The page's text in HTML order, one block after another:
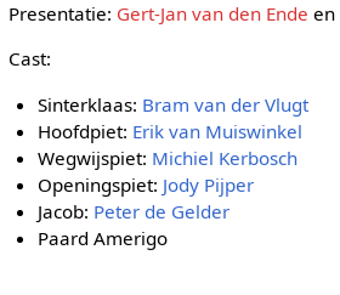
Presentatie: Gert-Jan van den Ende en
Cast:
Sinterklaas: Bram van der Vlugt
Hoofdpiet: Erik van Muiswinkel
Wegwijspiet: Michiel Kerbosch
Openingspiet: Jody Pijper
Jacob: Peter de Gelder
Paard Amerigo